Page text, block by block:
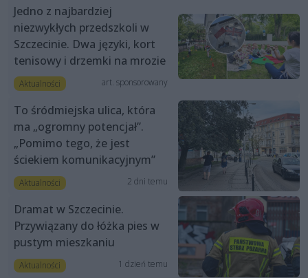
Jedno z najbardziej
niezwykłych przedszkoli w
Szczecinie. Dwa języki, kort
tenisowy i drzemki na mrozie
Aktualności art. sponsorowany
To śródmiejska ulica, która
ma „ogromny potencjał”.
„Pomimo tego, że jest
ściekiem komunikacyjnym”
Aktualności 2 dni temu
Dramat w Szczecinie.
Przywiązany do łóżka pies w
pustym mieszkaniu
Aktualności 1 dzień temu